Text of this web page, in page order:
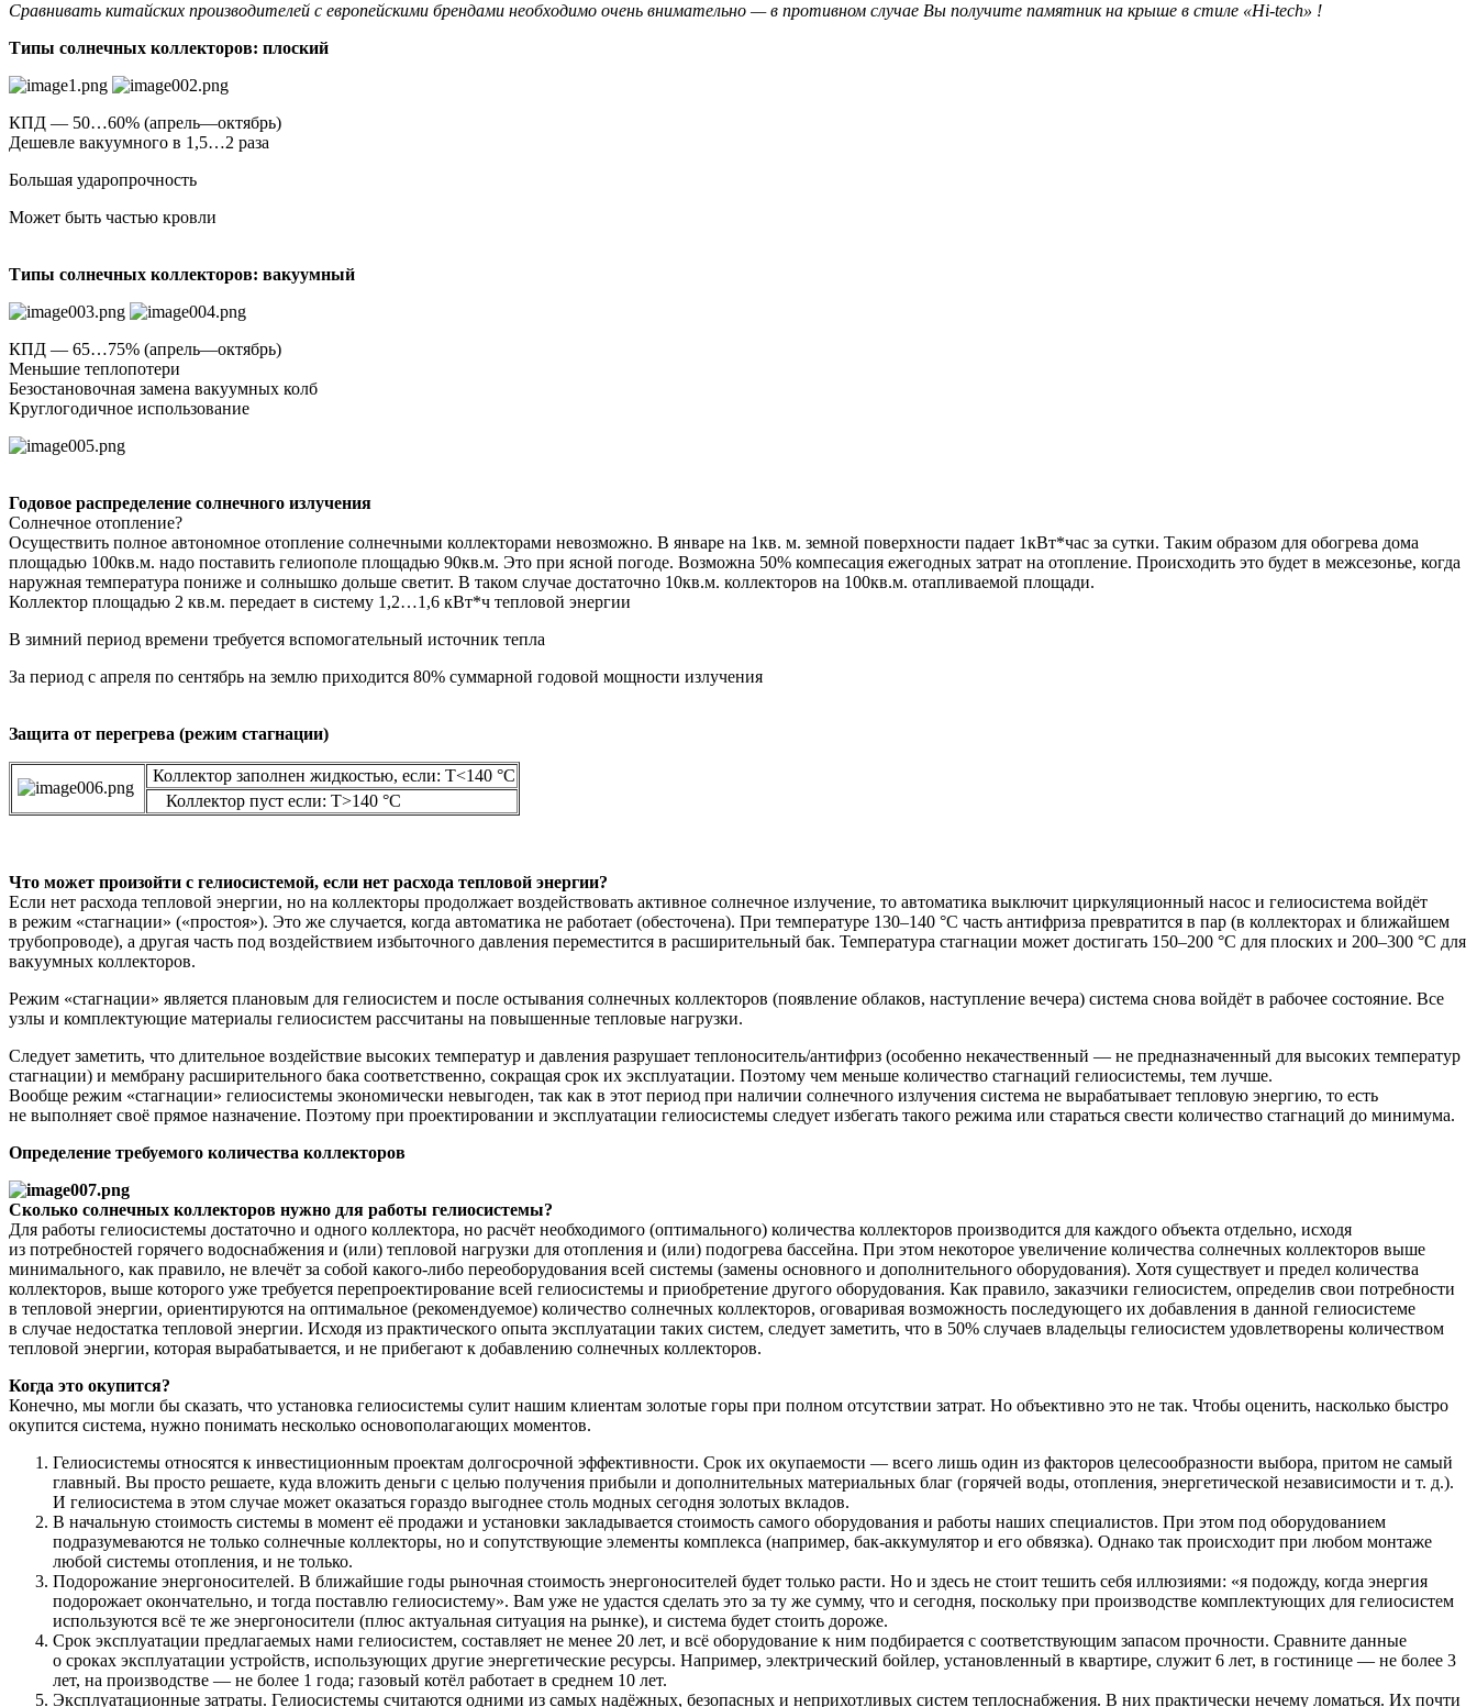
Сравнивать китайских производителей с европейскими брендами необходимо очень внимательно — в противном случае Вы получите памятник на крыше в стиле «Нi-tech» !
Типы солнечных коллекторов: плоский
КПД — 50…60% (апрель—октябрь)
Дешевле вакуумного в 1,5…2 раза
Большая ударопрочность
Может быть частью кровли
Типы солнечных коллекторов: вакуумный
КПД — 65…75% (апрель—октябрь)
Меньшие теплопотери
Безостановочная замена вакуумных колб
Круглогодичное использование
Годовое распределение солнечного излучения
Солнечное отопление?
Осуществить полное автономное отопление солнечными коллекторами невозможно. В январе на 1кв. м. земной поверхности падает 1кВт*час за сутки. Таким образом для обогрева дома
площадью 100кв.м. надо поставить гелиополе площадью 90кв.м. Это при ясной погоде. Возможна 50% компесация ежегодных затрат на отопление. Происходить это будет в межсезонье, когда
наружная температура пониже и солнышко дольше светит. В таком случае достаточно 10кв.м. коллекторов на 100кв.м. отапливаемой площади.
Коллектор площадью 2 кв.м. передает в систему 1,2…1,6 кВт*ч тепловой энергии
В зимний период времени требуется вспомогательный источник тепла
За период с апреля по сентябрь на землю приходится 80% суммарной годовой мощности излучения
Защита от перегрева (режим стагнации)
Коллектор заполнен жидкостью, если: T<140 °C
Коллектор пуст если: T>140 °C
Что может произойти с гелиосистемой, если нет расхода тепловой энергии?
Если нет расхода тепловой энергии, но на коллекторы продолжает воздействовать активное солнечное излучение, то автоматика выключит циркуляционный насос и гелиосистема войдёт
в режим «стагнации» («простоя»). Это же случается, когда автоматика не работает (обесточена). При температуре 130–140 °С часть антифриза превратится в пар (в коллекторах и ближайшем
трубопроводе), а другая часть под воздействием избыточного давления переместится в расширительный бак. Температура стагнации может достигать 150–200 °С для плоских и 200–300 °С для
вакуумных коллекторов.
Режим «стагнации» является плановым для гелиосистем и после остывания солнечных коллекторов (появление облаков, наступление вечера) система снова войдёт в рабочее состояние. Все
узлы и комплектующие материалы гелиосистем рассчитаны на повышенные тепловые нагрузки.
Следует заметить, что длительное воздействие высоких температур и давления разрушает теплоноситель/антифриз (особенно некачественный — не предназначенный для высоких температур
стагнации) и мембрану расширительного бака соответственно, сокращая срок их эксплуатации. Поэтому чем меньше количество стагнаций гелиосистемы, тем лучше.
Вообще режим «стагнации» гелиосистемы экономически невыгоден, так как в этот период при наличии солнечного излучения система не вырабатывает тепловую энергию, то есть
не выполняет своё прямое назначение. Поэтому при проектировании и эксплуатации гелиосистемы следует избегать такого режима или стараться свести количество стагнаций до минимума.
Определение требуемого количества коллекторов
Сколько солнечных коллекторов нужно для работы гелиосистемы?
Для работы гелиосистемы достаточно и одного коллектора, но расчёт необходимого (оптимального) количества коллекторов производится для каждого объекта отдельно, исходя
из потребностей горячего водоснабжения и (или) тепловой нагрузки для отопления и (или) подогрева бассейна. При этом некоторое увеличение количества солнечных коллекторов выше
минимального, как правило, не влечёт за собой какого-либо переоборудования всей системы (замены основного и дополнительного оборудования). Хотя существует и предел количества
коллекторов, выше которого уже требуется перепроектирование всей гелиосистемы и приобретение другого оборудования. Как правило, заказчики гелиосистем, определив свои потребности
в тепловой энергии, ориентируются на оптимальное (рекомендуемое) количество солнечных коллекторов, оговаривая возможность последующего их добавления в данной гелиосистеме
в случае недостатка тепловой энергии. Исходя из практического опыта эксплуатации таких систем, следует заметить, что в 50% случаев владельцы гелиосистем удовлетворены количеством
тепловой энергии, которая вырабатывается, и не прибегают к добавлению солнечных коллекторов.
Когда это окупится?
Конечно, мы могли бы сказать, что установка гелиосистемы сулит нашим клиентам золотые горы при полном отсутствии затрат. Но объективно это не так. Чтобы оценить, насколько быстро
окупится система, нужно понимать несколько основополагающих моментов.
Гелиосистемы относятся к инвестиционным проектам долгосрочной эффективности. Срок их окупаемости — всего лишь один из факторов целесообразности выбора, притом не самый
главный. Вы просто решаете, куда вложить деньги с целью получения прибыли и дополнительных материальных благ (горячей воды, отопления, энергетической независимости и т. д.).
И гелиосистема в этом случае может оказаться гораздо выгоднее столь модных сегодня золотых вкладов.
В начальную стоимость системы в момент её продажи и установки закладывается стоимость самого оборудования и работы наших специалистов. При этом под оборудованием
подразумеваются не только солнечные коллекторы, но и сопутствующие элементы комплекса (например, бак-аккумулятор и его обвязка). Однако так происходит при любом монтаже
любой системы отопления, и не только.
Подорожание энергоносителей. В ближайшие годы рыночная стоимость энергоносителей будет только расти. Но и здесь не стоит тешить себя иллюзиями: «я подожду, когда энергия
подорожает окончательно, и тогда поставлю гелиосистему». Вам уже не удастся сделать это за ту же сумму, что и сегодня, поскольку при производстве комплектующих для гелиосистем
используются всё те же энергоносители (плюс актуальная ситуация на рынке), и система будет стоить дороже.
Срок эксплуатации предлагаемых нами гелиосистем, составляет не менее 20 лет, и всё оборудование к ним подбирается с соответствующим запасом прочности. Сравните данные
о сроках эксплуатации устройств, использующих другие энергетические ресурсы. Например, электрический бойлер, установленный в квартире, служит 6 лет, в гостинице — не более 3
лет, на производстве — не более 1 года; газовый котёл работает в среднем 10 лет.
Эксплуатационные затраты. Гелиосистемы считаются одними из самых надёжных, безопасных и неприхотливых систем теплоснабжения. В них практически нечему ломаться. Их почти